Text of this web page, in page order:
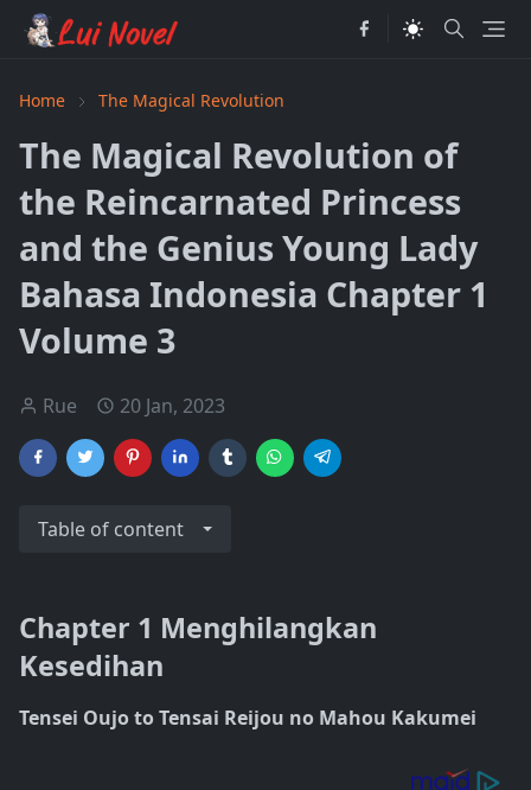
Home The Magical Revolution
The Magical Revolution of
the Reincarnated Princess
and the Genius Young Lady
Bahasa Indonesia Chapter 1
Volume 3
Rue 20 Jan, 2023
Table of content
Chapter 1 Menghilangkan
Kesedihan
Tensei Oujo to Tensai Reijou no Mahou Kakumei